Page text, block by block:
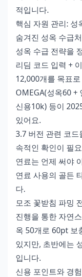
적입니다.
핵심 자원 관리:
숨겨진 성옥 수급
성옥 수급 전략을
리딤 코드 입력 +
12,000개를 목표
OMEGA(성옥60 +
신용10k) 등이
있어요.
3.7 버전 관련 코
속적인 확인이 필
연료는 언제 써야
연료 사용의 골든
다.
모조 꽃받침 파밍
진행을 통한 자연
옥 50개로 60pt 보
있지만, 초반에는
입니다.
신용 포인트와 경